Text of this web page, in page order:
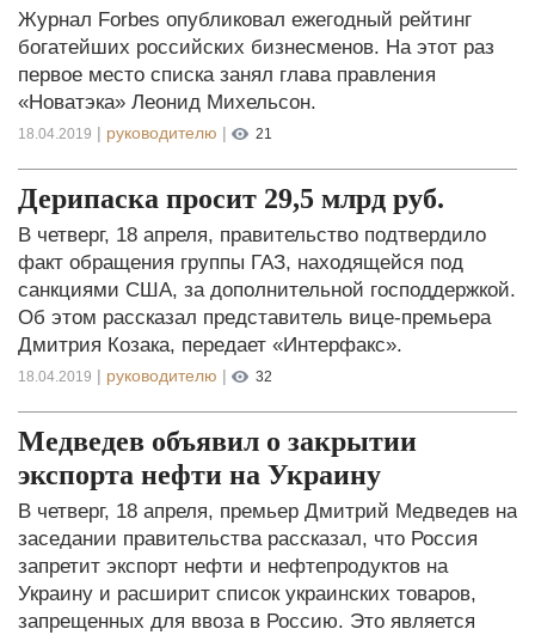
Журнал Forbes опубликовал ежегодный рейтинг
богатейших российских бизнесменов. На этот раз
первое место списка занял глава правления
«Новатэка» Леонид Михельсон.
18.04.2019 | руководителю | 21
Дерипаска просит 29,5 млрд руб.
В четверг, 18 апреля, правительство подтвердило
факт обращения группы ГАЗ, находящейся под
санкциями США, за дополнительной господдержкой.
Об этом рассказал представитель вице-премьера
Дмитрия Козака, передает «Интерфакс».
18.04.2019 | руководителю | 32
Медведев объявил о закрытии
экспорта нефти на Украину
В четверг, 18 апреля, премьер Дмитрий Медведев на
заседании правительства рассказал, что Россия
запретит экспорт нефти и нефтепродуктов на
Украину и расширит список украинских товаров,
запрещенных для ввоза в Россию. Это является